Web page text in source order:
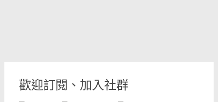
歡迎訂閱、加入社群